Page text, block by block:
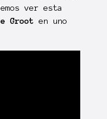
ver esta
Groot en uno